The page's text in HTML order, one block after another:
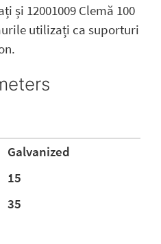
și 12001009 Clemă 100
utilizați ca suporturi
Galvanized
15
35